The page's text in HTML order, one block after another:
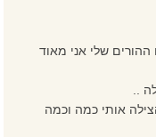
שלי אני מאוד
..
אותי כמה וכמה